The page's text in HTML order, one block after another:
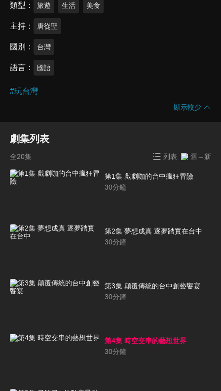
類型 旅遊 生活 美食
主持 唐從聖
國別 台灣
語言 國語
#玩台灣
顯示較少
劇集列表
全20集 列表 舊→新
第1集 戲劇咖的台中瘋狂冒險
30分鐘
第2集 夢想成真 逐夢踏實在台中
30分鐘
第3集 顛覆傳統的台中創藝饗宴
30分鐘
第4集 時空交串的藝想世界
30分鐘